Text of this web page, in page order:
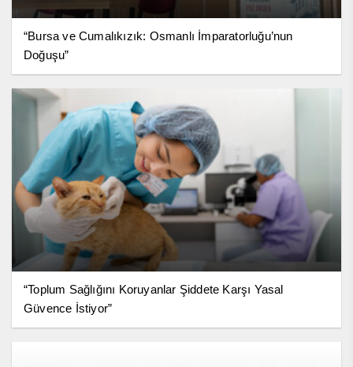
“Bursa ve Cumalıkızık: Osmanlı İmparatorluğu’nun
Doğuşu”
“Toplum Sağlığını Koruyanlar Şiddete Karşı Yasal
Güvence İstiyor”